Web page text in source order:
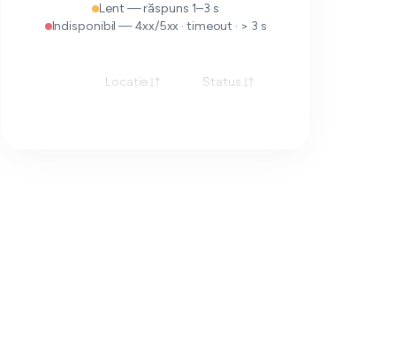
Lent — răspuns 1–3 s
Indisponibil — 4xx/5xx · timeout · > 3 s
Locație Status